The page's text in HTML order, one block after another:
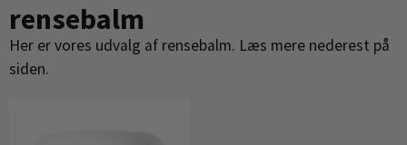
rensebalm
Her er vores udvalg af rensebalm. Læs mere nederest på
siden.